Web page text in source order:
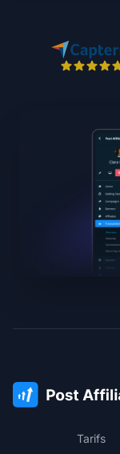
Tarifs